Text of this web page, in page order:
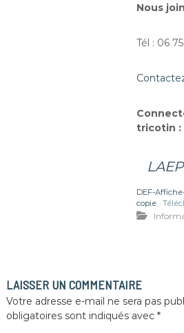
Nous
Tél : 06
tricotin :
DEF-
copie
LAISSER UN COMMENTAIRE
Votre adresse e-mail ne sera pas
obligatoires sont indiqués avec *